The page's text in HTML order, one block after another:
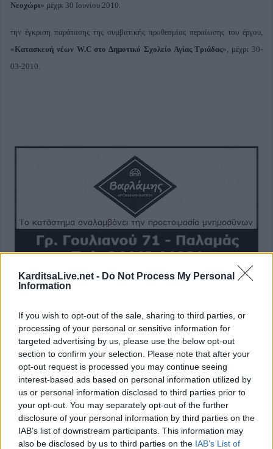
KarditsaLive.net - Do Not Process My Personal
Information
If you wish to opt-out of the sale, sharing to third parties, or
processing of your personal or sensitive information for
targeted advertising by us, please use the below opt-out
section to confirm your selection. Please note that after your
opt-out request is processed you may continue seeing
interest-based ads based on personal information utilized by
us or personal information disclosed to third parties prior to
your opt-out. You may separately opt-out of the further
disclosure of your personal information by third parties on the
IAB’s list of downstream participants. This information may
also be disclosed by us to third parties on the IAB’s List of
Νεοχώρι» μέχρι 30 Ιουνίου 2010.
την έγκριση παράτασης της συμβατικής προθεσμίας περαίωσης του έργου,
«Κατασκευή νέων W.C στο Δημοτικό Σχολείο Αγίας Τριάδας», μέχρι 30-
03-2010.